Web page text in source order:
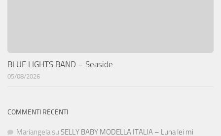
BLUE LIGHTS BAND – Seaside
05/08/2026
COMMENTI RECENTI
Mariangela su SELLY BABY MODELLA ITALIA – Luna lei mi